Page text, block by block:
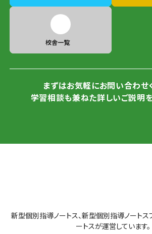
校舎一覧
まずはお気軽にお問い合わせ
学習相談も兼ねた詳しいご説明を
新型個別指導ノートス、新型個別指導ノート
ートスが運営しています。